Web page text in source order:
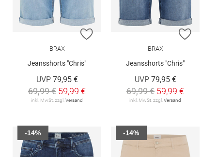
ZUR WUNSCHLISTE HINZUFÜGEN
BRAX
Jeansshorts "Chris"
UVP 79,95 €
69,99 € 59,99 €
inkl. MwSt. zzgl.Versand
ZUR
BRAX
Jeansshorts "Chris"
UVP 79,95 €
69,99 € 59,99 €
inkl. MwSt. zzgl.Versand
-14% -14%